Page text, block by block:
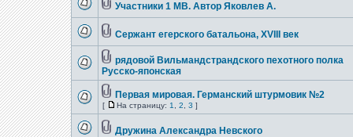
Участники 1 МВ. Автор Яковлев А.
Сержант егерского батальона, XVIII век
рядовой Вильмандстрандского пехотного полка
Русско-японская
Первая мировая. Германский штурмовик №2
[ На страницу: 1 2 3 ]
Дружина Александра Невского